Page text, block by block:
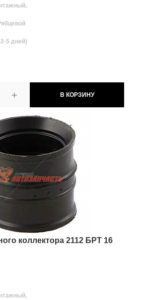
5 дней)
+ В КОРЗИНУ
коллектора 2112 БРТ 16